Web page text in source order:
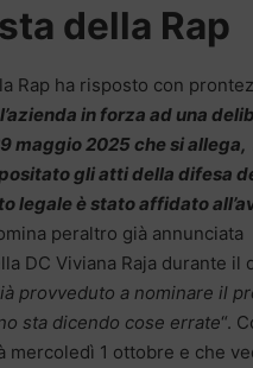
della Rap
Rap ha risposto con
in forza ad una
maggio 2025 che si allega,
gli atti della difesa
legale è stato affidato
peraltro già annunciata
DC Viviana Raja durante il
provveduto a nominare il
sta dicendo cose errate“.
mercoledì 1 ottobre e che